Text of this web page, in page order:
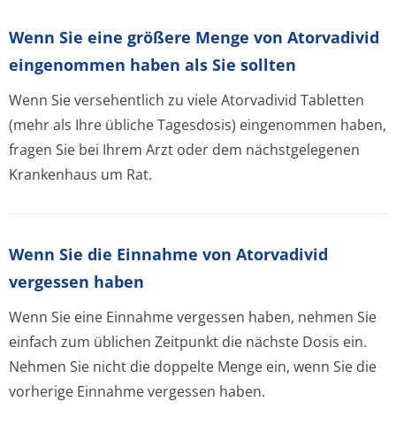
Wenn Sie eine größere Menge von Atorvadivid
eingenommen haben als Sie sollten
Wenn Sie versehentlich zu viele Atorvadivid Tabletten
(mehr als Ihre übliche Tagesdosis) eingenommen haben,
fragen Sie bei Ihrem Arzt oder dem nächstgelegenen
Krankenhaus um Rat.
Wenn Sie die Einnahme von Atorvadivid
vergessen haben
Wenn Sie eine Einnahme vergessen haben, nehmen Sie
einfach zum üblichen Zeitpunkt die nächste Dosis ein.
Nehmen Sie nicht die doppelte Menge ein, wenn Sie die
vorherige Einnahme vergessen haben.